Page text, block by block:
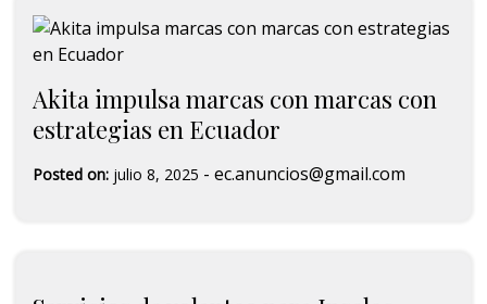
Akita impulsa marcas con marcas con
estrategias en Ecuador
Posted on: julio 8, 2025 - ec.anuncios@gmail.com